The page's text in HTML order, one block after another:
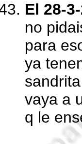
El 28-
no
para
ya
vaya a
q le